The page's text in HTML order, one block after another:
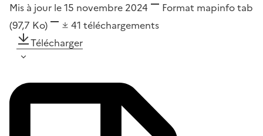
Mis à jour le 15 novembre 2024 Format mapinfo tab
(97,7 Ko)
41 téléchargements
Télécharger